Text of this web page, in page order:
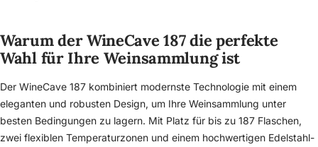
Warum der WineCave 187 die perfekte
Wahl für Ihre Weinsammlung ist
Der WineCave 187 kombiniert modernste Technologie mit einem
eleganten und robusten Design, um Ihre Weinsammlung unter
besten Bedingungen zu lagern. Mit Platz für bis zu 187 Flaschen,
zwei flexiblen Temperaturzonen und einem hochwertigen Edelstahl-